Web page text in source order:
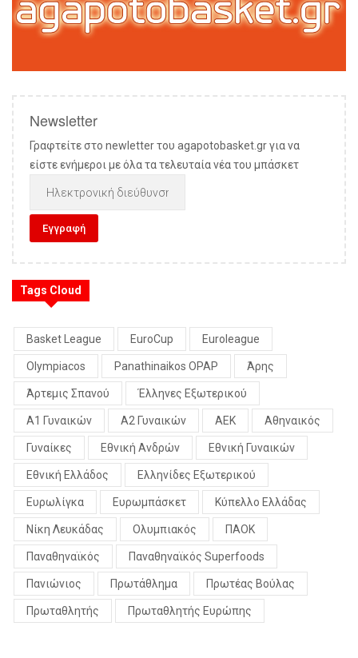
Newsletter
Γραφτείτε στο newletter του agapotobasket.gr για να
είστε ενήμεροι με όλα τα τελευταία νέα του μπάσκετ
Tags Cloud
Basket League EuroCup Euroleague
Olympiacos Panathinaikos OPAP Άρης
Άρτεμις Σπανού Έλληνες Εξωτερικού
Α1 Γυναικών Α2 Γυναικών ΑΕΚ Αθηναικός
Γυναίκες Εθνική Ανδρών Εθνική Γυναικών
Εθνική Ελλάδος Ελληνίδες Εξωτερικού
Ευρωλίγκα Ευρωμπάσκετ Κύπελλο Ελλάδας
Νίκη Λευκάδας Ολυμπιακός ΠΑΟΚ
Παναθηναϊκός Παναθηναϊκός Superfoods
Πανιώνιος Πρωτάθλημα Πρωτέας Βούλας
Πρωταθλητής Πρωταθλητής Ευρώπης